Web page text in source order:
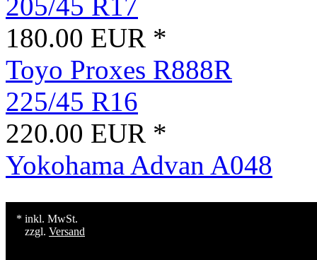
180.00 EUR *
Toyo Proxes R888R
225/45 R16
220.00 EUR *
Yokohama Advan A048
* inkl. MwSt.
zzgl. Versand